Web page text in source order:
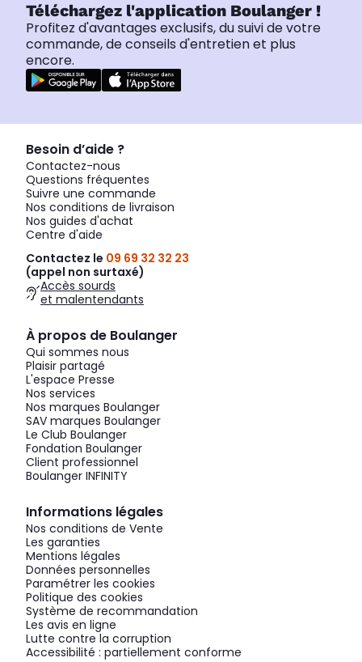
Téléchargez l'application Boulanger !
Profitez d'avantages exclusifs, du suivi de votre
commande, de conseils d'entretien et plus
encore.
Besoin d’aide ?
Contactez-nous
Questions fréquentes
Suivre une commande
Nos conditions de livraison
Nos guides d'achat
Centre d'aide
Contactez le 09 69 32 32 23
(appel non surtaxé)
Accès sourds
et malentendants
À propos de Boulanger
Qui sommes nous
Plaisir partagé
L'espace Presse
Nos services
Nos marques Boulanger
SAV marques Boulanger
Le Club Boulanger
Fondation Boulanger
Client professionnel
Boulanger INFINITY
Informations légales
Nos conditions de Vente
Les garanties
Mentions légales
Données personnelles
Paramétrer les cookies
Politique des cookies
Système de recommandation
Les avis en ligne
Lutte contre la corruption
Accessibilité : partiellement conforme